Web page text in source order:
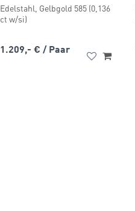
Edelstahl, Gelbgold 585 (0,136
ct w/si)
1.209,- € / Paar